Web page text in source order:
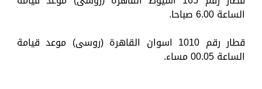
الساعة 6.00 صباحا.
قطار رقم 1010 اسوان القاهرة (روسى) موعد قيامة
الساعة 00.05 مساء.